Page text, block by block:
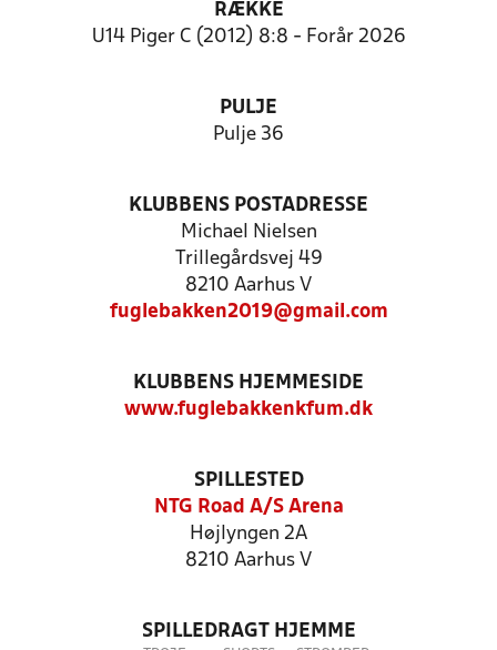
RÆKKE
U14 Piger C (2012) 8:8 - Forår 2026
PULJE
Pulje 36
KLUBBENS POSTADRESSE
Michael Nielsen
Trillegårdsvej 49
8210 Aarhus V
fuglebakken2019@gmail.com
KLUBBENS HJEMMESIDE
www.fuglebakkenkfum.dk
SPILLESTED
NTG Road A/S Arena
Højlyngen 2A
8210 Aarhus V
SPILLEDRAGT HJEMME